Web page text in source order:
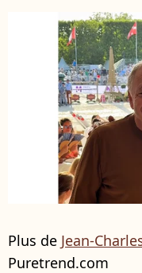
Plus de Jean-
Puretrend.com